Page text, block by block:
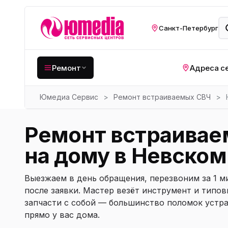
Санкт-Петербург
Ремонт
Крупная бытовая
Кухонная техника
Мелкая цифровая
техника
Видеотехника
Компьютерная техника
Адреса
Юмедиа Сервис > Ремонт встраиваемых СВЧ >
Ремонт
на дому в
Выезжаем в день обращения, перезвоним за 1
после заявки. Мастер везёт инструмент и
запчасти с собой — большинство поломок
прямо у вас дома.